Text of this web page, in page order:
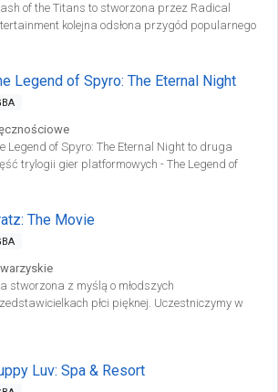
of the Titans to stworzona przez Radical
kolejna odsłona przygód popularnego
Legend of Spyro: The Eternal Night
Legend of Spyro: The Eternal Night to druga
trylogii gier platformowych - The Legend of
wskrzeszonego z zaświatów Mrocznego
The Movie
stworzona z myślą o młodszych
płci pięknej. Uczestniczymy w
Luv: Spa & Resort